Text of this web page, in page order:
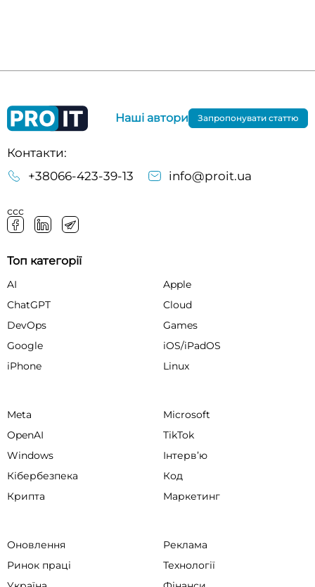
Контакти:
+38066-423-39-13
info@proit.ua
ссс
Наші автори Запропонувати статтю
Топ категорії
AI
Apple
ChatGPT
Cloud
DevOps
Games
Google
iOS/iPadOS
iPhone
Linux
Meta
Microsoft
OpenAI
TikTok
Windows
Інтервʼю
Кібербезпека
Код
Крипта
Маркетинг
Оновлення
Реклама
Ринок праці
Технології